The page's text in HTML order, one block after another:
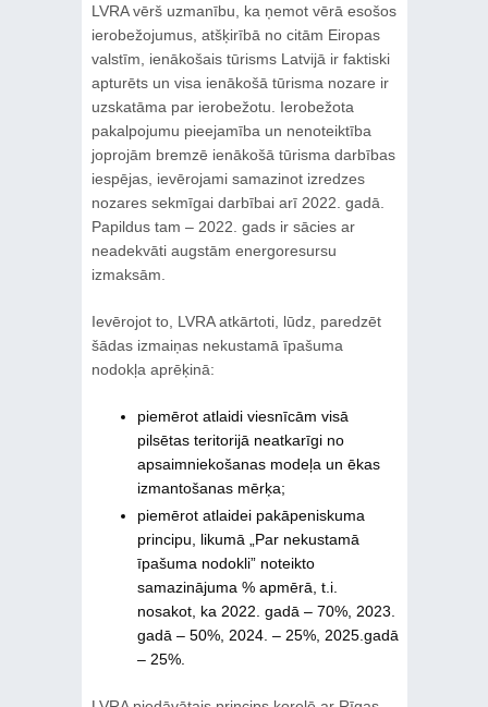
LVRA vērš uzmanību, ka ņemot vērā esošos
ierobežojumus, atšķirībā no citām Eiropas
valstīm, ienākošais tūrisms Latvijā ir faktiski
apturēts un visa ienākošā tūrisma nozare ir
uzskatāma par ierobežotu. Ierobežota
pakalpojumu pieejamība un nenoteiktība
joprojām bremzē ienākošā tūrisma darbības
iespējas, ievērojami samazinot izredzes
nozares sekmīgai darbībai arī 2022. gadā.
Papildus tam – 2022. gads ir sācies ar
neadekvāti augstām energoresursu
izmaksām.
Ievērojot to, LVRA atkārtoti, lūdz, paredzēt
šādas izmaiņas nekustamā īpašuma
nodokļa aprēķinā:
piemērot atlaidi viesnīcām visā
pilsētas teritorijā neatkarīgi no
apsaimniekošanas modeļa un ēkas
izmantošanas mērķa;
piemērot atlaidei pakāpeniskuma
principu, likumā „Par nekustamā
īpašuma nodokli” noteikto
samazinājuma % apmērā, t.i.
nosakot, ka 2022. gadā – 70%, 2023.
gadā – 50%, 2024. – 25%, 2025.gadā
– 25%.